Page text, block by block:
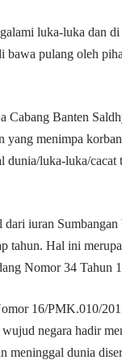
luka-luka dan
bawa pulang oleh
Cabang Banten
yang menimpa
dunia/luka-luka/cacat
dari iuran
tahun. Hal ini
Nomor 34 Tahun
16/PMK.010/
negara hadir
meninggal dunia